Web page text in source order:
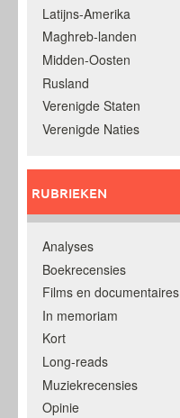
Latijns-Amerika
Maghreb-landen
Midden-Oosten
Rusland
Verenigde Staten
Verenigde Naties
RUBRIEKEN
Analyses
Boekrecensies
Films en documentaires
In memoriam
Kort
Long-reads
Muziekrecensies
Opinie